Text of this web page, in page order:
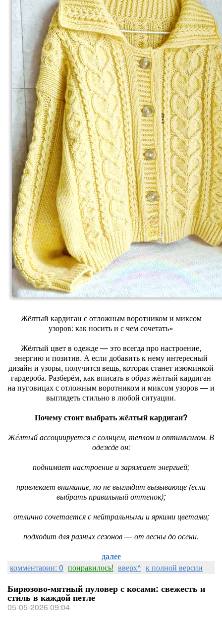
Жёлтый кардиган с отложным воротником и миксом
узоров: как носить и с чем сочетать»
Жёлтый цвет в одежде — это всегда про настроение,
энергию и позитив. А если добавить к нему интересный
дизайн и узоры, получится вещь, которая станет изюминкой
гардероба. Разберём, как вписать в образ жёлтый кардиган
на пуговицах с отложным воротником и миксом узоров — и
выглядеть стильно в любой ситуации.
Почему стоит выбрать жёлтый кардиган?
Жёлтый ассоциируется с солнцем, теплом и оптимизмом. В
одежде он:
поднимает настроение и заряжает энергией;
привлекает внимание, но не выглядит вызывающе (если
выбрать правильный оттенок);
отлично сочетается с нейтральными и яркими цветами;
подходит для разных сезонов — от весны до осени.
далее
комментарии: 0 понравилось! вверх^ к полной версии
Бирюзово-мятный пуловер с косами: свежесть и
стиль в каждой петле
05-05-2026 09:04